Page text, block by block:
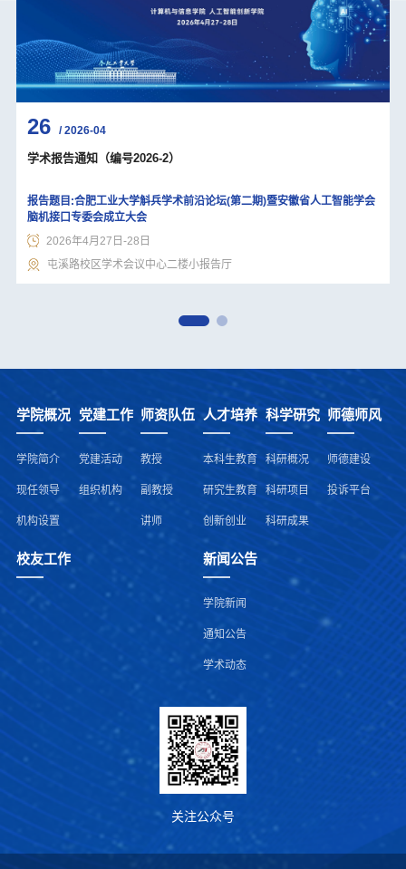
26 / 2026-04
学术报告通知（编号2026-2）
报告题目:合肥工业大学斛兵学术前沿论坛(第二期)暨安徽省人工智能学会
脑机接口专委会成立大会
2026年4月27日-28日
屯溪路校区学术会议中心二楼小报告厅
学院概况
学院简介
现任领导
机构设置
党建工作
党建活动
组织机构
师资队伍
教授
副教授
讲师
人才培养
本科生教育
研究生教育
创新创业
科学研究
科研概况
科研项目
科研成果
师德师风
师德建设
投诉平台
校友工作 新闻公告
学院新闻
通知公告
学术动态
关注公众号